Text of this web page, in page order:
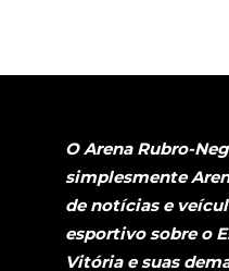
O Arena Rubro-
simplesmente
de notícias e
esportivo sobre o
Vitória e suas